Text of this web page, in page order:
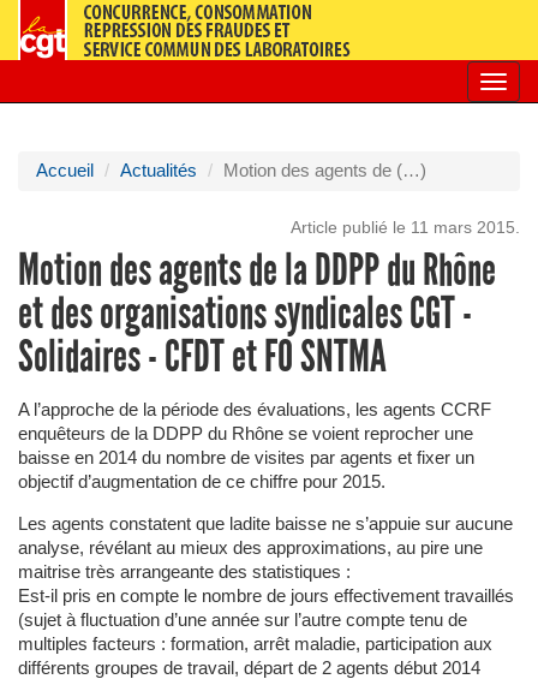
Accueil Actualités Motion des agents de (…)
Article publié le 11 mars 2015.
Motion des agents de la DDPP du Rhône
et des organisations syndicales CGT -
Solidaires - CFDT et FO SNTMA
A l’approche de la période des évaluations, les agents CCRF
enquêteurs de la DDPP du Rhône se voient reprocher une
baisse en 2014 du nombre de visites par agents et fixer un
objectif d’augmentation de ce chiffre pour 2015.
Les agents constatent que ladite baisse ne s’appuie sur aucune
analyse, révélant au mieux des approximations, au pire une
maitrise très arrangeante des statistiques :
Est-il pris en compte le nombre de jours effectivement travaillés
(sujet à fluctuation d’une année sur l’autre compte tenu de
multiples facteurs : formation, arrêt maladie, participation aux
différents groupes de travail, départ de 2 agents début 2014